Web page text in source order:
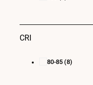
CRI
80-85 (8)